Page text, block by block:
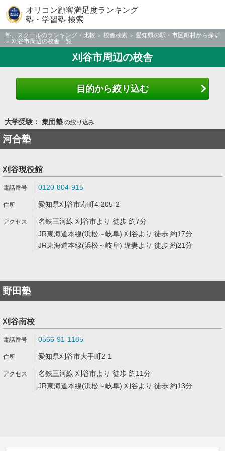
オリコン顧客満足度ランキング
塾・学習塾 検索
塾、スクールのランキング・比較 校舎検索
愛知県の駅・市区町村から探す
刈谷市周辺の校舎一覧
刈谷市周辺の校舎
目的から絞り込む
大学受験： 集団塾の絞り込み
河合塾
刈谷現役館
0120-804-915
愛知県刈谷市寿町4-205-2
名鉄三河線 刈谷市より 徒歩 約7分
JR東海道本線(浜松～岐阜) 刈谷より 徒歩 約17分
JR東海道本線(浜松～岐阜) 逢妻より 徒歩 約21分
野田塾
刈谷南校
0566-91-1185
愛知県刈谷市大手町2-1
名鉄三河線 刈谷市より 徒歩 約11分
JR東海道本線(浜松～岐阜) 刈谷より 徒歩 約13分